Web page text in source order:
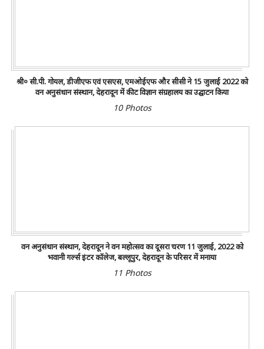
श्री० सी.पी. गोयल, डीजीएफ एवं एसएस, एमओईएफ और सीसी ने 15 जुलाई 2022 को
वन अनुसंधान संस्थान, देहरादून में कीट विज्ञान संग्रहालय का उद्घाटन किया
10 Photos
वन अनुसंधान संस्थान, देहरादून ने वन महोत्सव का दूसरा चरण 11 जुलाई, 2022 को
भवानी गर्ल्स इंटर कॉलेज, बल्लूपुर, देहरादून के परिसर में मनाया
11 Photos